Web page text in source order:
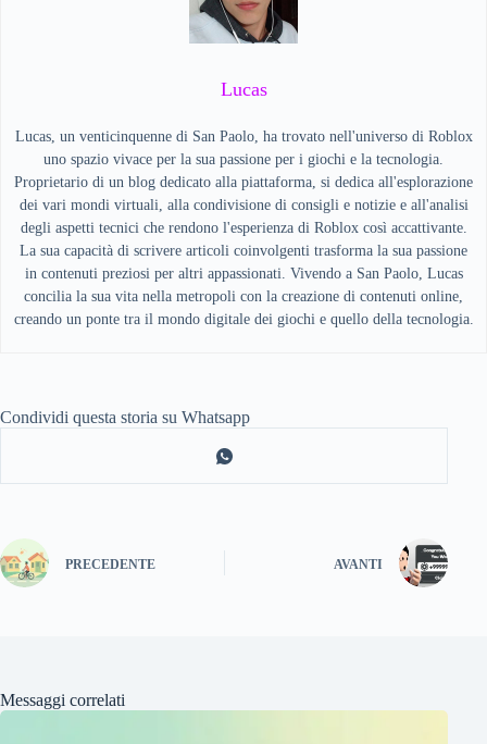
Lucas
Lucas, un venticinquenne di San Paolo, ha trovato nell'universo di Roblox
uno spazio vivace per la sua passione per i giochi e la tecnologia.
Proprietario di un blog dedicato alla piattaforma, si dedica all'esplorazione
dei vari mondi virtuali, alla condivisione di consigli e notizie e all'analisi
degli aspetti tecnici che rendono l'esperienza di Roblox così accattivante.
La sua capacità di scrivere articoli coinvolgenti trasforma la sua passione
in contenuti preziosi per altri appassionati. Vivendo a San Paolo, Lucas
concilia la sua vita nella metropoli con la creazione di contenuti online,
creando un ponte tra il mondo digitale dei giochi e quello della tecnologia.
Condividi questa storia su Whatsapp
PRECEDENTE AVANTI
Messaggi correlati